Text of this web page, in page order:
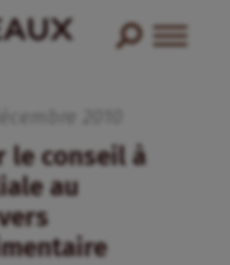
le conseil à
au